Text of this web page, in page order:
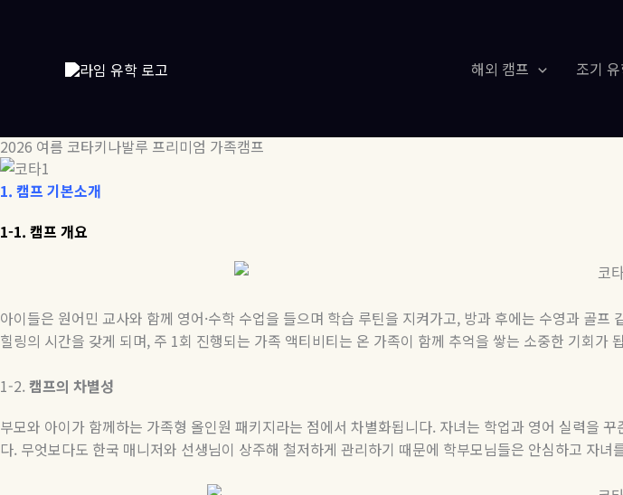
뛰
기
해외 캠프 조기
2026 여름 코타키나발루 프리미엄 가족캠프
1. 캠프 기본소개
1-1. 캠프 개요
아이들은 원어민 교사와 함께 영어·수학 수업을 들으며 학습 루틴을 지켜가고, 방과 후에는 수영과 골프
힐링의 시간을 갖게 되며, 주 1회 진행되는 가족 액티비티는 온 가족이 함께 추억을 쌓는 소중한 기회가
1-2.캠프의 차별성
부모와 아이가 함께하는 가족형 올인원 패키지라는 점에서 차별화됩니다. 자녀는 학업과 영어 실력을 꾸
다. 무엇보다도 한국 매니저와 선생님이 상주해 철저하게 관리하기 때문에 학부모님들은 안심하고 자녀